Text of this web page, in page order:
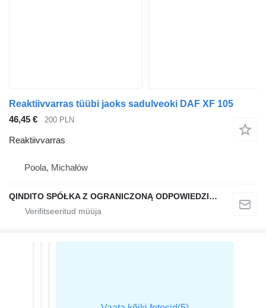
Reaktiivvarras tüübi jaoks sadulveoki DAF XF 105
46,45 €
200 PLN
Reaktiivvarras
Poola, Michałów
QINDITO SPÓŁKA Z OGRANICZONĄ ODPOWIEDZIALNOŚCIĄ